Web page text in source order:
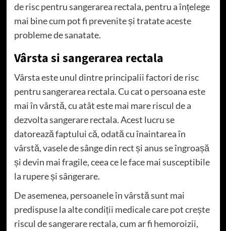
de risc pentru sangerarea rectala, pentru a înțelege
mai bine cum pot fi prevenite și tratate aceste
probleme de sanatate.
Vârsta si sangerarea rectala
Vârsta este unul dintre principalii factori de risc
pentru sangerarea rectala. Cu cat o persoana este
mai în vârstă, cu atât este mai mare riscul de a
dezvolta sangerare rectala. Acest lucru se
datorează faptului că, odată cu înaintarea în
vârstă, vasele de sânge din rect și anus se îngroașă
și devin mai fragile, ceea ce le face mai susceptibile
la rupere și sângerare.
De asemenea, persoanele în vârstă sunt mai
predispuse la alte condiții medicale care pot crește
riscul de sangerare rectala, cum ar fi hemoroizii,